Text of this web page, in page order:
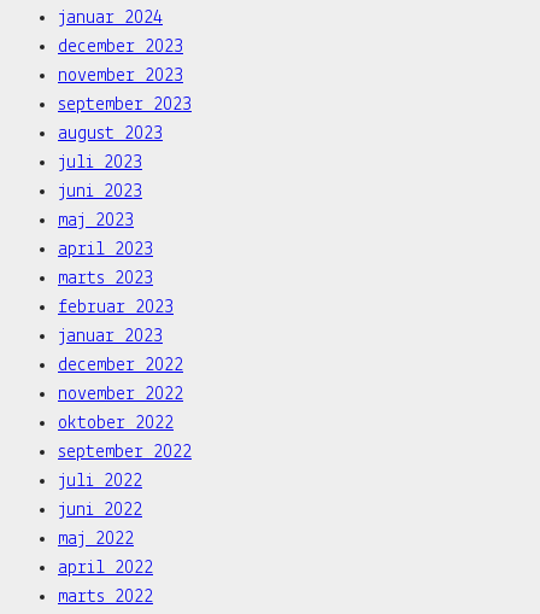
januar 2024
december 2023
november 2023
september 2023
august 2023
juli 2023
juni 2023
maj 2023
april 2023
marts 2023
februar 2023
januar 2023
december 2022
november 2022
oktober 2022
september 2022
juli 2022
juni 2022
maj 2022
april 2022
marts 2022